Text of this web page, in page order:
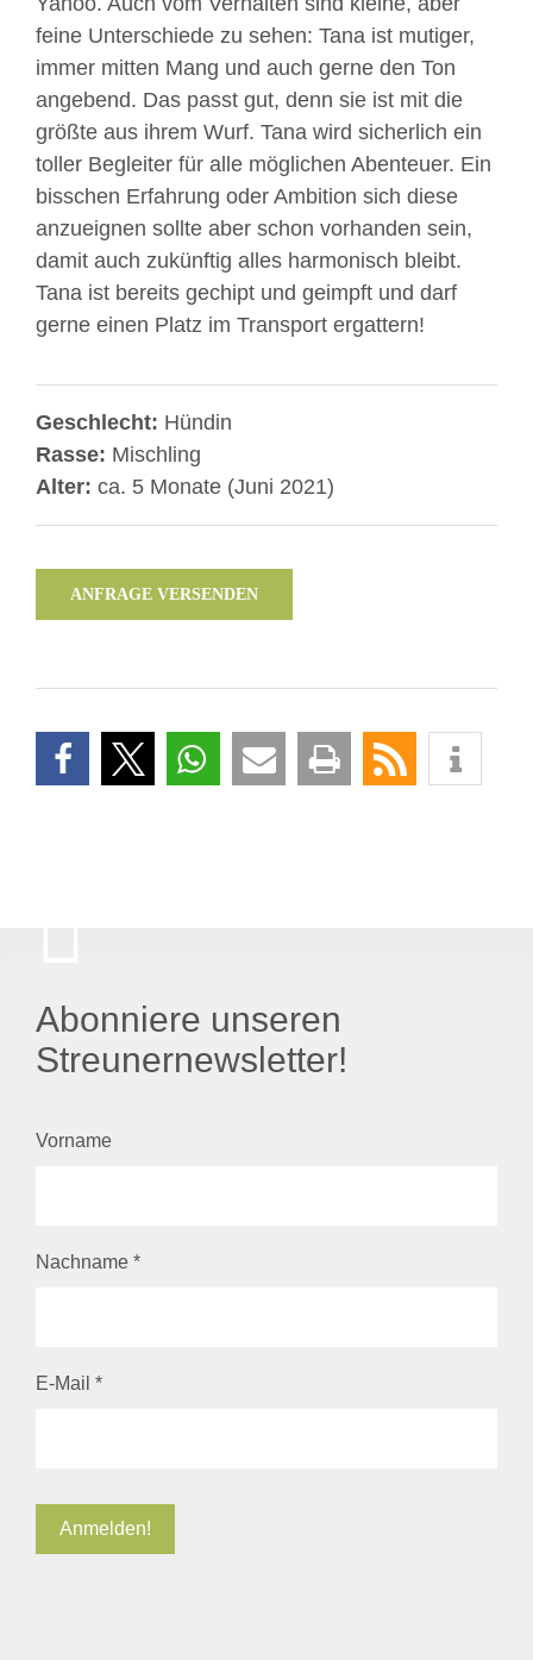
feine Unterschiede zu sehen: Tana ist mutiger,
immer mitten Mang und auch gerne den Ton
angebend. Das passt gut, denn sie ist mit die
größte aus ihrem Wurf. Tana wird sicherlich ein
toller Begleiter für alle möglichen Abenteuer. Ein
bisschen Erfahrung oder Ambition sich diese
anzueignen sollte aber schon vorhanden sein,
damit auch zukünftig alles harmonisch bleibt.
Tana ist bereits gechipt und geimpft und darf
gerne einen Platz im Transport ergattern!
Geschlecht: Hündin
Rasse: Mischling
Alter: ca. 5 Monate (Juni 2021)
ANFRAGE VERSENDEN
Abonniere unseren
Streunernewsletter!
Vorname
Nachname *
E-Mail *